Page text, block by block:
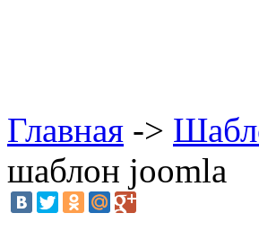
Главная ->
шаблон joomla